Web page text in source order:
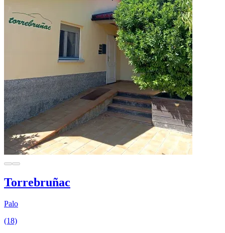
Torrebruñac
Palo
(18)